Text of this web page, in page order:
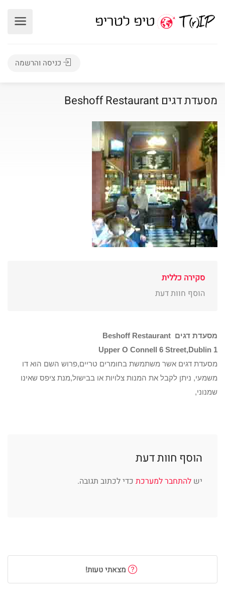
כניסה והרשמה
מסעדת דגים Beshoff Restaurant
סקירה כללית
הוסף חוות דעת
מסעדת דגים Beshoff Restaurant
Upper O Connell 6 Street,Dublin 1
מסעדת דגים אשר משתמשת בחומרים טריים,פרוש השם הוא דו
משמעי, ניתן לקבל את המנות צלויות או בבישול,מנת ציפס שאינו
שמנוני,
הוסף חוות דעת
יש להתחבר למערכת כדי לכתוב תגובה.
מצאתי טעות!